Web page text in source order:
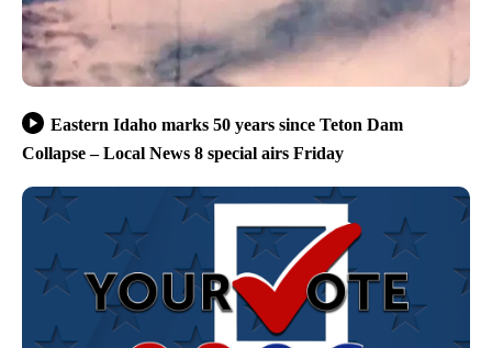
Eastern Idaho marks 50 years since Teton Dam
Collapse – Local News 8 special airs Friday